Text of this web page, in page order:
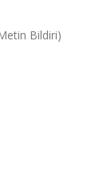
Bildiri)